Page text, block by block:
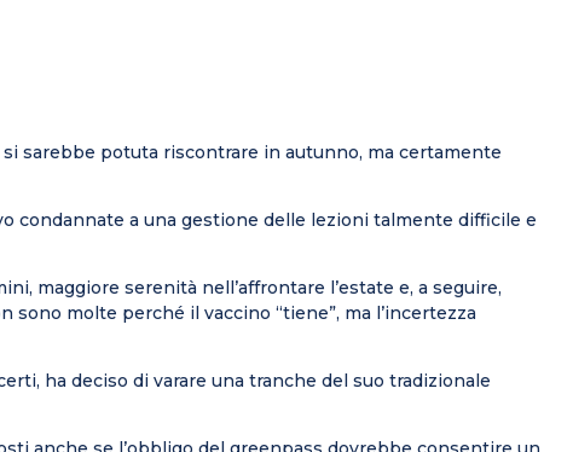
si sarebbe potuta riscontrare in autunno, ma certamente
condannate a una gestione delle lezioni talmente difficile e
maggiore serenità nell’affrontare l’estate e, a seguire,
sono molte perché il vaccino “tiene”, ma l’incertezza
ha deciso di varare una tranche del suo tradizionale